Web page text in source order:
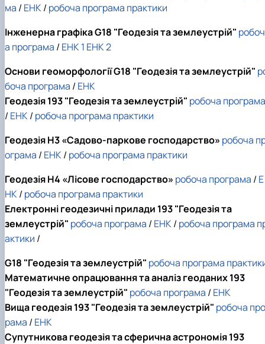
ма / ЕНК/ робоча програма практики
Інженерна графіка G18 "Геодезія та землеустрій" робоч
а програма / ЕНК 1 ЕНК 2
Основи геоморфології G18 "Геодезія та землеустрій"
боча програма / ЕНК
Геодезія 193 "Геодезія та землеустрій" робоча програма
/ ЕНК/ робоча програма практики
ГеодезіяH3 «Садово-паркове господарство» робоча
ограма / ЕНК/ робоча програма практики
Геодезія H4 «Лісове господарство» робоча програма / Е
НК/ робоча програма практики
Електронні геодезичні прилади 193 "Геодезія та
землеустрій" робоча програма / ЕНК/ робоча програма
актики /
G18 "Геодезія та землеустрій" робоча програма
Математичне опрацювання та аналіз геоданих 193
"Геодезія та землеустрій" робоча програма / ЕНК
Вища геодезія 193 "Геодезія та землеустрій" робоча
рама / ЕНК
Супутникова геодезія та сферична астрономія 193